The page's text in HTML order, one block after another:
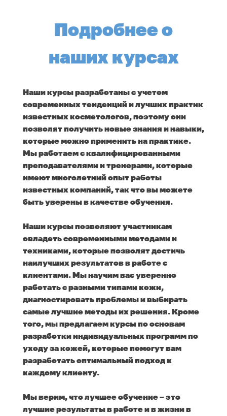
Подробнее о
наших курсах
Наши курсы разработаны с учетом
современных тенденций и лучших практик
известных косметологов, поэтому они
позволят получить новые знания и навыки,
которые можно применить на практике.
Мы работаем с квалифицированными
преподавателями и тренерами, которые
имеют многолетний опыт работы
известных компаний, так что вы можете
быть уверены в качестве обучения.
Наши курсы позволяют участникам
овладеть современными методами и
техниками, которые позволят достичь
наилучших результатов в работе с
клиентами. Мы научим вас уверенно
работать с разными типами кожи,
диагностировать проблемы и выбирать
самые лучшие методы их решения. Кроме
того, мы предлагаем курсы по основам
разработки индивидуальных программ по
уходу за кожей, которые помогут вам
разработать оптимальный подход к
каждому клиенту.
Мы верим, что лучшее обучение – это
лучшие результаты в работе и в жизни в